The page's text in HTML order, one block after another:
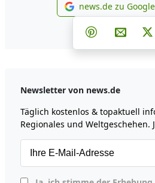
news.de zu
Teilen auf
Teilen auf
Per E-
Newsletter von news.de
Täglich kostenlos & topaktuell
Regionales und Weltgeschehen.